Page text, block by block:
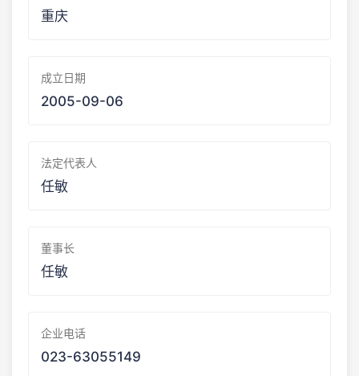
重庆
成立日期
2005-09-06
法定代表人
任敏
董事长
任敏
企业电话
023-63055149